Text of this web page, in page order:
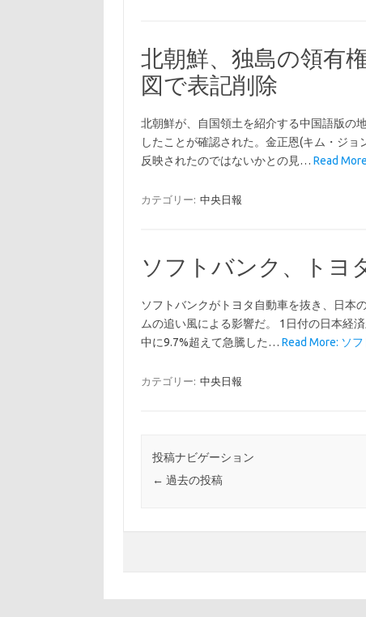
北朝鮮、独島の領有
図で表記削除
北朝鮮が、自国領土を紹介する中国語版の
したことが確認された。金正恩(キム・ジ
反映されたのではないかとの見… Read
カテゴリー: 中央日報
ソフトバンク、トヨ
ソフトバンクがトヨタ自動車を抜き、日本
ムの追い風による影響だ。 1日付の日本経
中に9.7%超えて急騰した… Read More: ソ
カテゴリー: 中央日報
投稿ナビゲーション
← 過去の投稿